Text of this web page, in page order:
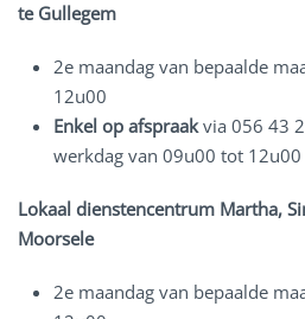
te Gullegem
2e maandag van bepaalde
12u00
Enkel op afspraakvia 056 43
werkdag van 09u00 tot
Lokaal dienstencentrum Martha,
Moorsele
2e maandag van bepaalde